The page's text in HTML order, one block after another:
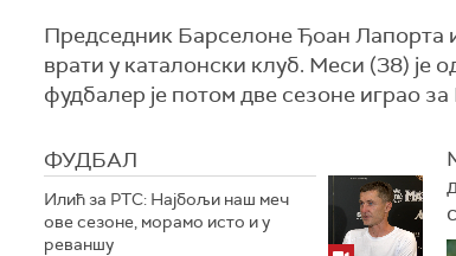
Председник Барселоне Ђоан Лапорта
врати у каталонски клуб. Меси (38) је
фудбалер је потом две сезоне играо
ФУДБАЛ
Илић за РТС: Најбољи наш меч
ове сезоне, морамо исто и у
реваншу